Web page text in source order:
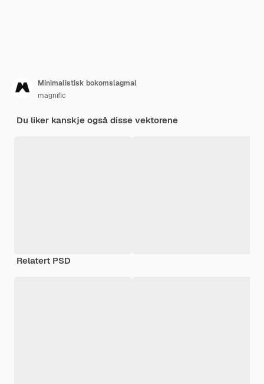
Minimalistisk bokomslagmal
magnific
Du liker kanskje også disse vektorene
Relatert PSD